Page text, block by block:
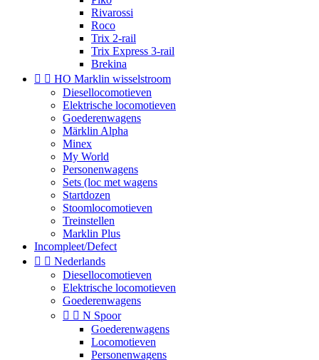
Rivarossi
Roco
Trix 2-rail
Trix Express 3-rail
Brekina
  HO Marklin wisselstroom
Diesellocomotieven
Elektrische locomotieven
Goederenwagens
Märklin Alpha
Minex
My World
Personenwagens
Sets (loc met wagens
Startdozen
Stoomlocomotieven
Treinstellen
Marklin Plus
Incompleet/Defect
  Nederlands
Diesellocomotieven
Elektrische locomotieven
Goederenwagens
  N Spoor
Goederenwagens
Locomotieven
Personenwagens